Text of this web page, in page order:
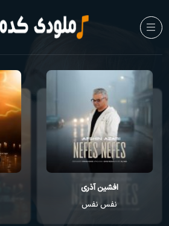
افشین آذری
نفس نفس